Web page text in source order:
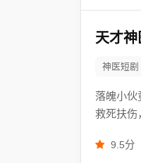
天才神
神医短剧
落魄小伙
救死扶伤
9.5分